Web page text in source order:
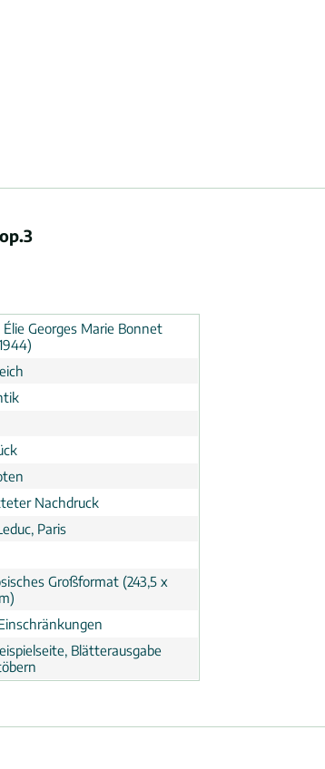
Élie Georges Marie Bonnet
Nachdruck
Paris
Großformat (243,5 x
Blätterausgabe